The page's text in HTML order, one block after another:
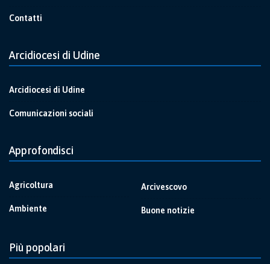
Contatti
Arcidiocesi di Udine
Arcidiocesi di Udine
Comunicazioni sociali
Approfondisci
Agricoltura
Ambiente
Arcivescovo
Buone notizie
Più popolari